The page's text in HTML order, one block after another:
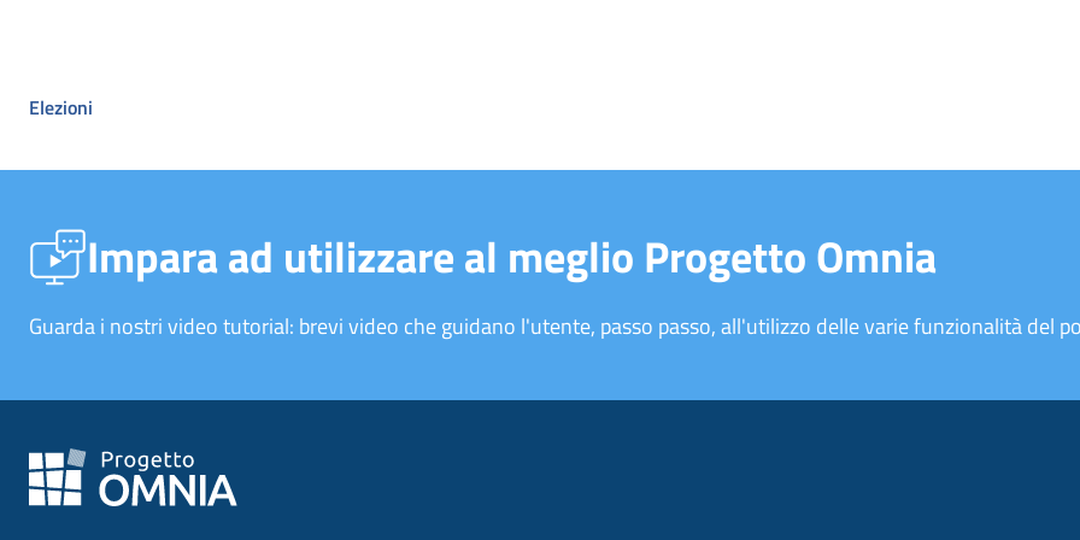
Elezioni
Impara ad utilizzare al meglio Progetto Omnia
Guarda i nostri video tutorial: brevi video che guidano l'utente, passo passo, all'utilizzo delle varie funzionalità del